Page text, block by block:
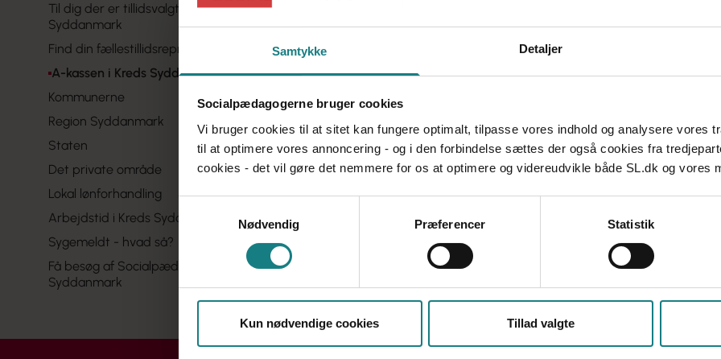
Samtykke Detaljer
Socialpædagogerne bruger cookies
Vi bruger cookies til at sitet kan fungere optimalt, tilpasse vores indhold og analysere vores
til at optimere vores annoncering - og i den forbindelse sættes der også cookies fra
cookies - det vil gøre det nemmere for os at optimere og videreudvikle både SL.dk og vores
Nødvendig
Præferencer Statistik
Kun nødvendige cookies Tillad valgte
Til dig der er tillidsvalgt i Kreds
Syddanmark
Find din fællestillidsrepræsentant
A-kassen i Kreds Syddanmark
Kommunerne
Region Syddanmark
Staten
Det private område
Lokal lønforhandling
Arbejdstid i Kreds Syddanmark
Sygemeldt - hvad så?
Få besøg af Socialpædagogerne
Syddanmark